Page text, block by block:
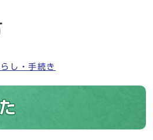
らし・手続き